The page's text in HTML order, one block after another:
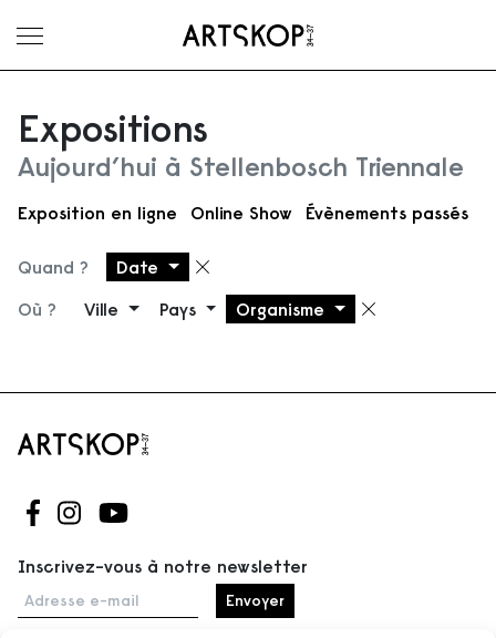
Ouvrir le menu
Expositions
Aujourd’hui à Stellenbosch Triennale
Exposition en ligne Online Show Évènements passés
Quand ? Date Supprimer le filtre
Où ? Ville Pays Organisme
Suivez-nous sur Facebook
Suivez-nous sur Instagram
Suivez-nous sur Youtube
Inscrivez-vous à notre newsletter
Adresse e-mail